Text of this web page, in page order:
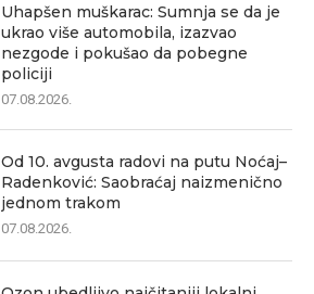
Uhapšen muškarac: Sumnja se da je
ukrao više automobila, izazvao
nezgode i pokušao da pobegne
policiji
07.08.2026.
Od 10. avgusta radovi na putu Noćaj–
Radenković: Saobraćaj naizmenično
jednom trakom
07.08.2026.